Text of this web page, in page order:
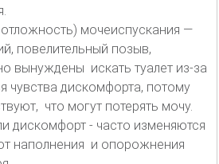
мочеиспускания —
повелительный позыв,
вынуждены искать туалет из-за
чувства дискомфорта, потому
что могут потерять мочу.
дискомфорт - часто изменяются
наполнения и опорожнения